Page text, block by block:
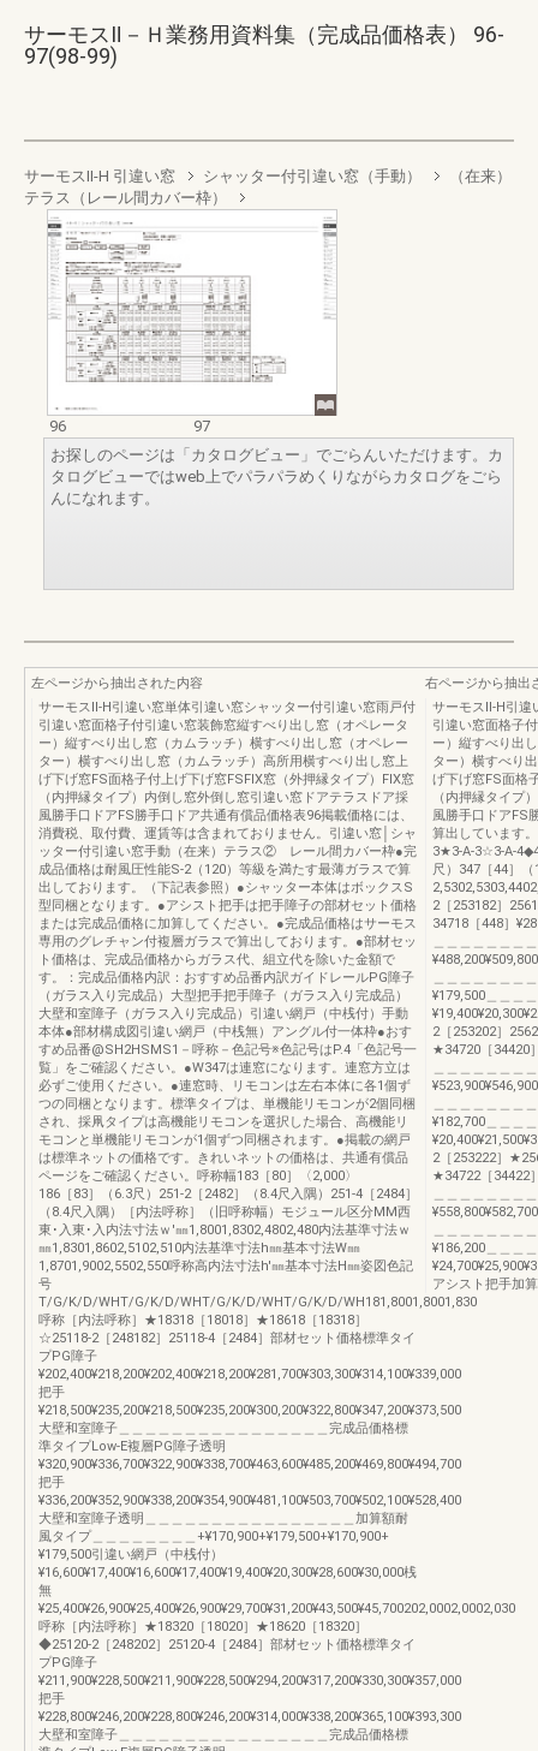
サーモスⅡ－Ｈ業務用資料集（完成品価格表） 96-
97(98-99)
サーモスII-H 引違い窓 シャッター付引違い窓（手動）
（在来）
テラス（レール間カバー枠）
96
97
お探しのページは「カタログビュー」でごらんいただけます。カ
タログビューではweb上でパラパラめくりながらカタログをごら
んになれます。
左ページから抽出された内容
サーモスⅡ-H引違い窓単体引違い窓シャッター付引違い窓雨戸付
引違い窓面格子付引違い窓装飾窓縦すべり出し窓（オペレータ
ー）縦すべり出し窓（カムラッチ）横すべり出し窓（オペレー
ター）横すべり出し窓（カムラッチ）高所用横すべり出し窓上
げ下げ窓FS面格子付上げ下げ窓FSFIX窓（外押縁タイプ）FIX窓
（内押縁タイプ）内倒し窓外倒し窓引違い窓ドアテラスドア採
風勝手口ドアFS勝手口ドア共通有償品価格表96掲載価格には、
消費税、取付費、運賃等は含まれておりません。引違い窓│シャ
ッター付引違い窓手動（在来）テラス② レール間カバー枠●完
成品価格は耐風圧性能S-2（120）等級を満たす最薄ガラスで算
出しております。（下記表参照）●シャッター本体はボックスS
型同梱となります。●アシスト把手は把手障子の部材セット価格
または完成品価格に加算してください。●完成品価格はサーモス
専用のグレチャン付複層ガラスで算出しております。●部材セッ
ト価格は、完成品価格からガラス代、組立代を除いた金額で
す。：完成品価格内訳：おすすめ品番内訳ガイドレールPG障子
（ガラス入り完成品）大型把手把手障子（ガラス入り完成品）
大壁和室障子（ガラス入り完成品）引違い網戸（中桟付）手動
本体●部材構成図引違い網戸（中桟無）アングル付一体枠●おす
すめ品番@SH2HSMS1－呼称－色記号※色記号はP.4「色記号一
覧」をご確認ください。●W347は連窓になります。連窓方立は
必ずご使用ください。●連窓時、リモコンは左右本体に各1個ず
つの同梱となります。標準タイプは、単機能リモコンが2個同梱
され、採凧タイプは高機能リモコンを選択した場合、高機能リ
モコンと単機能リモコンが1個ずつ同梱されます。●掲載の網戸
は標準ネットの価格です。きれいネットの価格は、共通有償品
ページをご確認ください。呼称幅183［80］〈2,000〉
186［83］（6.3尺）251-2［2482］（8.4尺入隅）251-4［2484］
（8.4尺入隅）［内法呼称］（旧呼称幅）モジュール区分MM西
東･入東･入内法寸法ｗ'㎜1,8001,8302,4802,480内法基準寸法ｗ
㎜1,8301,8602,5102,510内法基準寸法h㎜基本寸法W㎜
1,8701,9002,5502,550呼称高内法寸法h'㎜基本寸法H㎜姿図色記
号
T/G/K/D/WHT/G/K/D/WHT/G/K/D/WHT/G/K/D/WH181,8001,8001,830
呼称［内法呼称］★18318［18018］★18618［18318］
☆25118-2［248182］25118-4［2484］部材セット価格標準タイ
プPG障子
¥202,400¥218,200¥202,400¥218,200¥281,700¥303,300¥314,100¥339,000
把手
¥218,500¥235,200¥218,500¥235,200¥300,200¥322,800¥347,200¥373,500
大壁和室障子＿＿＿＿＿＿＿＿＿＿＿＿＿＿＿＿完成品価格標
準タイプLow-E複層PG障子透明
¥320,900¥336,700¥322,900¥338,700¥463,600¥485,200¥469,800¥494,700
把手
¥336,200¥352,900¥338,200¥354,900¥481,100¥503,700¥502,100¥528,400
大壁和室障子透明＿＿＿＿＿＿＿＿＿＿＿＿＿＿＿＿加算額耐
風タイプ＿＿＿＿＿＿＿＿+¥170,900+¥179,500+¥170,900+
¥179,500引違い網戸（中桟付）
¥16,600¥17,400¥16,600¥17,400¥19,400¥20,300¥28,600¥30,000桟
無
¥25,400¥26,900¥25,400¥26,900¥29,700¥31,200¥43,500¥45,700202,0002,0002,030
呼称［内法呼称］★18320［18020］★18620［18320］
◆25120-2［248202］25120-4［2484］部材セット価格標準タイ
プPG障子
¥211,900¥228,500¥211,900¥228,500¥294,200¥317,200¥330,300¥357,000
把手
¥228,800¥246,200¥228,800¥246,200¥314,000¥338,200¥365,100¥393,300
大壁和室障子＿＿＿＿＿＿＿＿＿＿＿＿＿＿＿＿完成品価格標
右ページから抽出
サーモスⅡ-H引違
引違い窓面格子
ー）縦すべり出
ター）横すべり
げ下げ窓FS面格
（内押縁タイプ
風勝手口ドアFS
算出しています
3★3-A-3☆3-A-
尺）347［44］
2［253182］
34718［448］
¥179,500＿＿＿＿
2［253202］
★34720［34420
¥182,700＿＿＿＿
2［253222］
★34722［34422
¥186,200＿＿＿＿
アシスト把手加